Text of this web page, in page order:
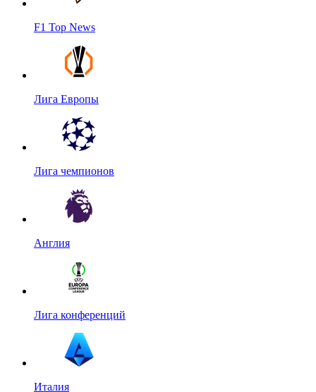
F1 Top News
Лига Европы
Лига чемпионов
Англия
Лига конференций
Италия